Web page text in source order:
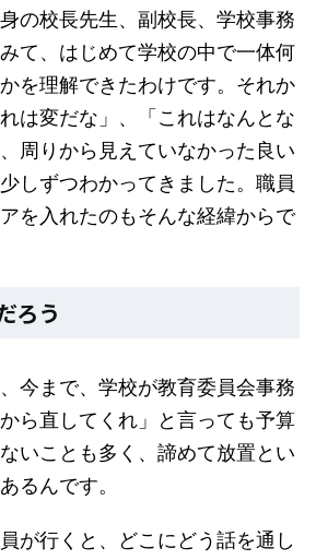
の校長先生、副校長、学校事務
て、はじめて学校の中で一体何
を理解できたわけです。それか
は変だな」、「これはなんとな
周りから見えていなかった良い
しずつわかってきました。職員
を入れたのもそんな経緯からで
ろう
、今まで、学校が教育委員会事務
ら直してくれ」と言っても予算
いことも多く、諦めて放置とい
るんです。
が行くと、どこにどう話を通し